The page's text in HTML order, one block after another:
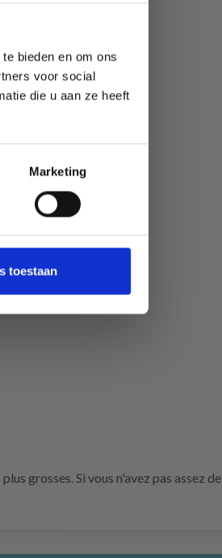
bieden en om ons
voor social
die u aan ze heeft
Marketing
toestaan
grosses. Si vous n'avez pas assez de